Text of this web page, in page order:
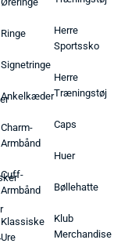
Ringe
Signetringe
Ankelkæder
Charm-
Armbånd
Cuff-
Armbånd
Klassiske
Ure
Herre
Sportssko
Herre
Træningstøj
Caps
Huer
Bøllehatte
Klub
Merchandise